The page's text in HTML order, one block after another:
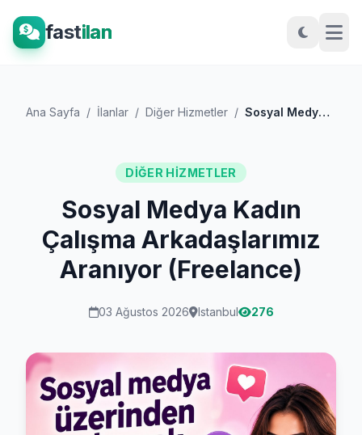
fastilan
Ana Sayfa / İlanlar / Diğer Hizmetler / Sosyal Medya Kadın Çalışma Arkadaşlarımı...
DIĞER HIZMETLER
Sosyal Medya Kadın
Çalışma Arkadaşlarımız
Aranıyor (Freelance)
03 Ağustos 2026 Istanbul 276